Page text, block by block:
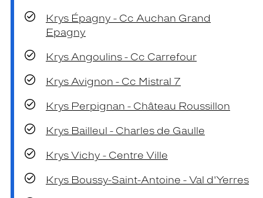
Krys Épagny - Cc Auchan Grand
Epagny
Krys Angoulins - Cc Carrefour
Krys Avignon - Cc Mistral 7
Krys Perpignan - Château Roussillon
Krys Bailleul - Charles de Gaulle
Krys Vichy - Centre Ville
Krys Boussy-Saint-Antoine - Val d'Yerres